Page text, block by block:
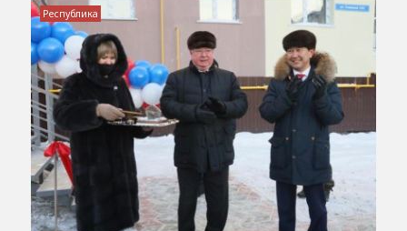
Республика